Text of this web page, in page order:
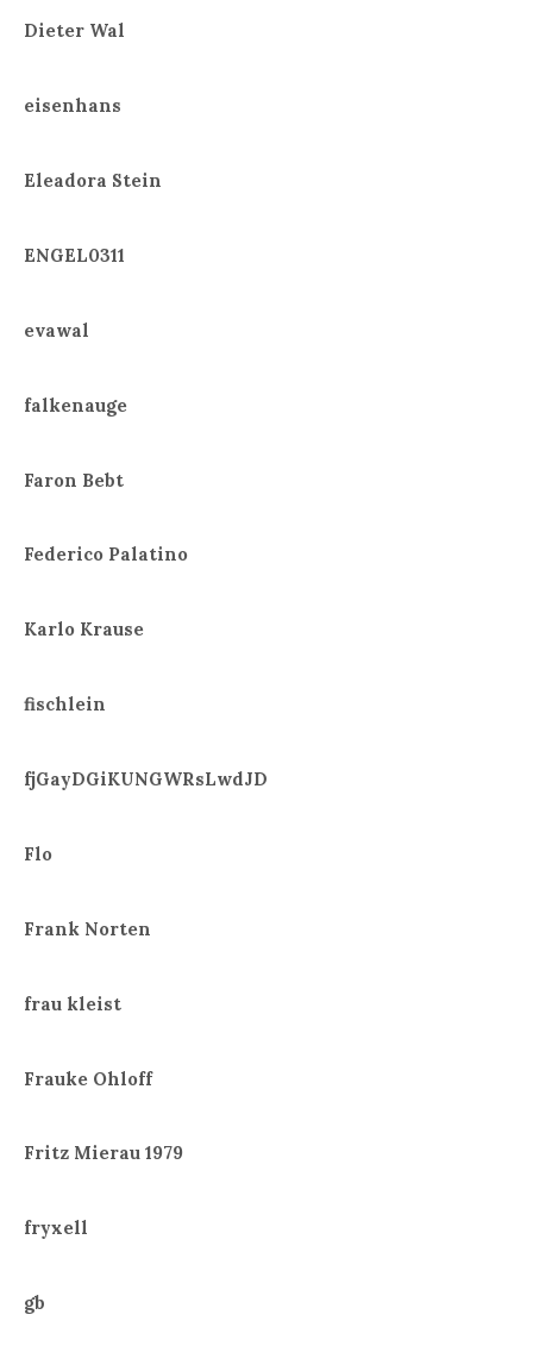
Dieter Wal
eisenhans
Eleadora Stein
ENGEL0311
evawal
falkenauge
Faron Bebt
Federico Palatino
Karlo Krause
fischlein
fjGayDGiKUNGWRsLwdJD
Flo
Frank Norten
frau kleist
Frauke Ohloff
Fritz Mierau 1979
fryxell
gb